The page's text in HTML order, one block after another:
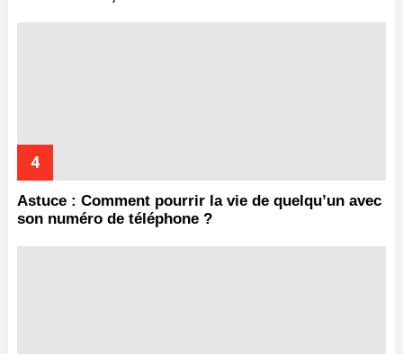
Astuce : Comment pourrir la vie de quelqu’un avec
son numéro de téléphone ?